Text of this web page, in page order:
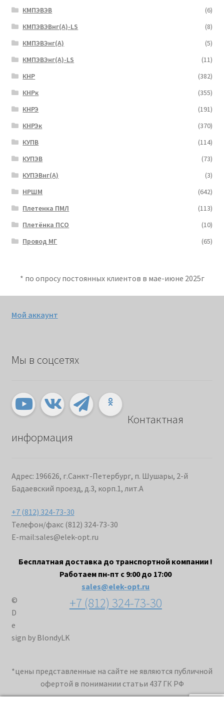
КМПЭВЭВ
(6)
КМПЭВЭВнг(А)-LS
(8)
КМПЭВЭнг(А)
(5)
КМПЭВЭнг(А)-LS
(11)
КНР
(382)
КНРк
(355)
КНРЭ
(191)
КНРЭк
(370)
КУПВ
(114)
КУПЭВ
(73)
КУПЭВнг(А)
(3)
НРШМ
(642)
Плетенка ПМЛ
(113)
Плетёнка ПСО
(10)
Провод МГ
(65)
* по опросу постоянных клиентов в мае-июне 2025г
Мой аккаунт
Мы в соцсетях
Контактная
информация
Адрес: 196626, г.Санкт-Петербург, п. Шушары, 2-й
Бадаевский проезд, д.3, корп.1, лит.А
+7 (812) 324-73-30
Телефон/факс (812) 324-73-30
E-mail:sales@elek-opt.ru
Бесплатная доставка до транспортной компании !
Работаем пн-пт с 9:00 до 17:00
sales@elek-opt.ru
+7 (812) 324-73-30
©
D
e
sign by BlondyLK
*цены представленные на сайте не являются публичной
офертой в понимании статьи 437 ГК РФ